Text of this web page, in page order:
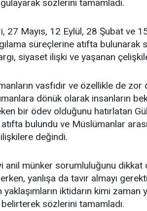
sözlerini tamamladı.
27 Mayıs, 12 Eylül, 28 Şubat ve
süreçlerine atıfta bulunarak
siyaset ilişki ve yaşanan
vasfıdır ve özellikle de zor
dönük olarak insanların
bir ödev olduğunu hatırlatan
bulundu ve Müslümanlar
değindi.
anil münker sorumluluğunu dikkat
yanlışa da tavır almayı
iktidarın kimi zaman
sözlerini tamamladı.